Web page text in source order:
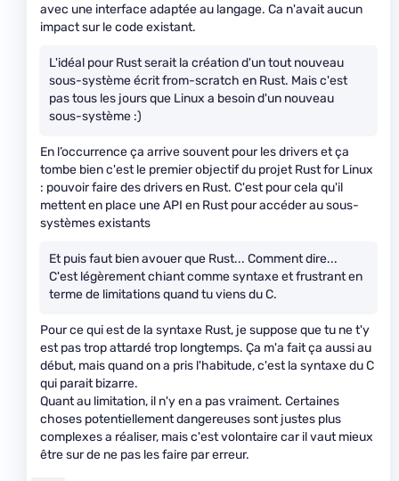
avec une interface adaptée au langage. Ca n'avait aucun
impact sur le code existant.
L'idéal pour Rust serait la création d'un tout nouveau
sous-système écrit from-scratch en Rust. Mais c'est
pas tous les jours que Linux a besoin d'un nouveau
sous-système :)
En l’occurrence ça arrive souvent pour les drivers et ça
tombe bien c'est le premier objectif du projet Rust for Linux
: pouvoir faire des drivers en Rust. C'est pour cela qu'il
mettent en place une API en Rust pour accéder au sous-
systèmes existants
Et puis faut bien avouer que Rust... Comment dire...
C'est légèrement chiant comme syntaxe et frustrant en
terme de limitations quand tu viens du C.
Pour ce qui est de la syntaxe Rust, je suppose que tu ne t'y
est pas trop attardé trop longtemps. Ça m'a fait ça aussi au
début, mais quand on a pris l'habitude, c'est la syntaxe du C
qui parait bizarre.
Quant au limitation, il n'y en a pas vraiment. Certaines
choses potentiellement dangereuses sont justes plus
complexes a réaliser, mais c'est volontaire car il vaut mieux
être sur de ne pas les faire par erreur.